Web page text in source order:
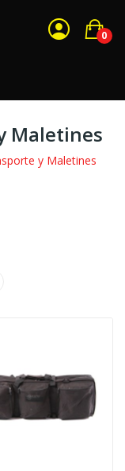
0
Maletines
y Maletines